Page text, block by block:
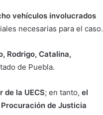
vehículos involucrados
necesarias para el caso.
Rodrigo, Catalina,
de Puebla.
la UECS; en tanto, el
de Justicia